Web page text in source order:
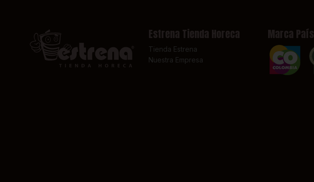
Estrena Tienda Horeca
Tienda Estrena
Nuestra Empresa
Marca País